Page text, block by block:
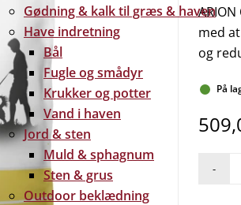
Gødning & kalk til græs & haven
Have indretning
Bål
Fugle og smådyr
Krukker og potter
Vand i haven
Jord & sten
Muld & sphagnum
Sten & grus
Outdoor beklædning
med
og
På
-